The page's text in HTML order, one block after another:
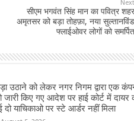
Next
सीएम भगवंत सिंह मान का पवित्र शहर
अमृतसर को बड़ा तोहफ़ा, नया सुल्तानविंड
फ्लाईओवर लोगों को समर्पित
उठाने को लेकर नगर निगम द्वारा एक
जारी किए गए आदेश पर हाई कोर्ट में दायर
दो याचिकाओ पर स्टे आर्डर नहीं मिला